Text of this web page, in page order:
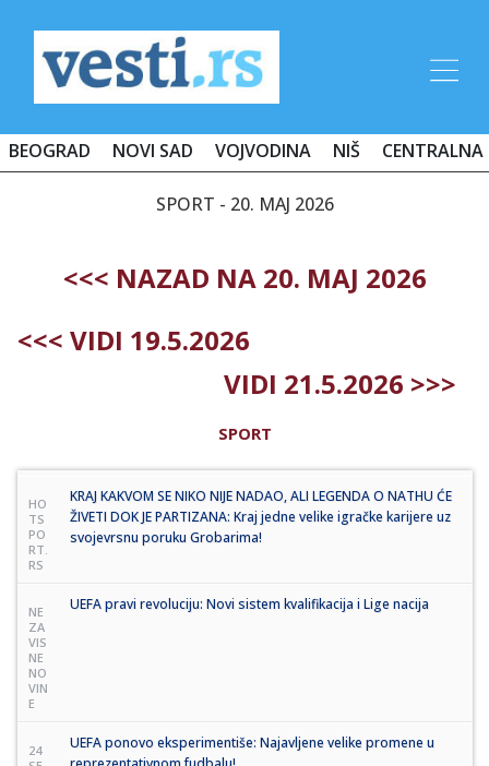
BEOGRAD NOVI SAD VOJVODINA NIŠ CENTRALNA
SPORT - 20. MAJ 2026
<<< NAZAD NA 20. MAJ 2026
<<< VIDI 19.5.2026
VIDI 21.5.2026 >>>
SPORT
HO
TS
PO
RT.
RS
KRAJ KAKVOM SE NIKO NIJE NADAO, ALI LEGENDA O NATHU ĆE
ŽIVETI DOK JE PARTIZANA: Kraj jedne velike igračke karijere uz
svojevrsnu poruku Grobarima!
NE
ZA
VIS
NE
NO
VIN
E
UEFA pravi revoluciju: Novi sistem kvalifikacija i Lige nacija
24
UEFA ponovo eksperimentiše: Najavljene velike promene u